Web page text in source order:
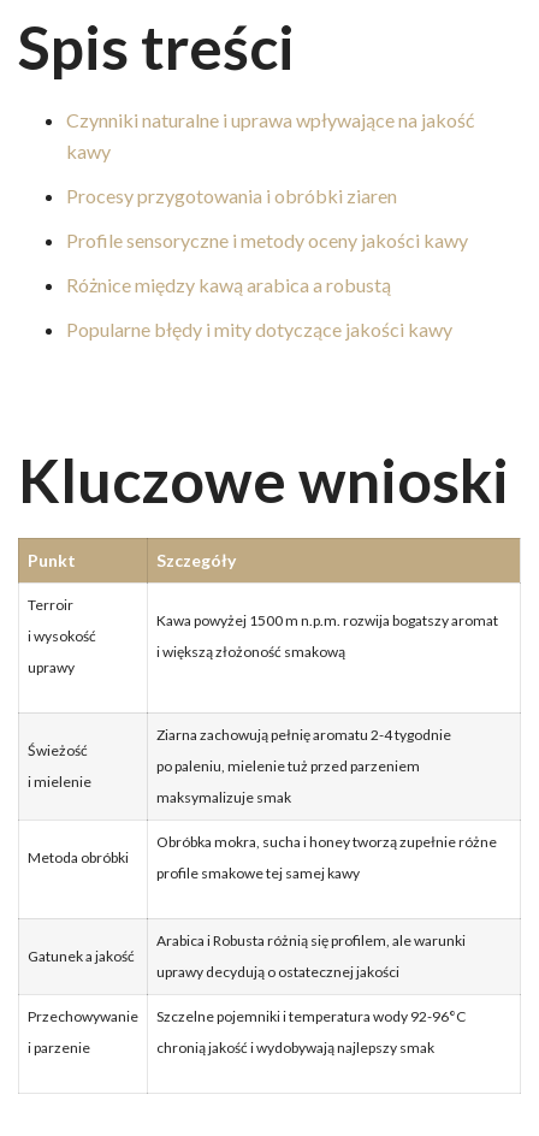
Spis treści
Czynniki naturalne i uprawa wpływające na jakość
kawy
Procesy przygotowania i obróbki ziaren
Profile sensoryczne i metody oceny jakości kawy
Różnice między kawą arabica a robustą
Popularne błędy i mity dotyczące jakości kawy
Kluczowe wnioski
Punkt Szczegóły
Terroir
i wysokość
uprawy
Kawa powyżej 1500 m n.p.m. rozwija bogatszy aromat
i większą złożoność smakową
Świeżość
i mielenie
Ziarna zachowują pełnię aromatu 2-4 tygodnie
po paleniu, mielenie tuż przed parzeniem
maksymalizuje smak
Metoda obróbki
Obróbka mokra, sucha i honey tworzą zupełnie różne
profile smakowe tej samej kawy
Gatunek a jakość
Arabica i Robusta różnią się profilem, ale warunki
uprawy decydują o ostatecznej jakości
Przechowywanie
i parzenie
Szczelne pojemniki i temperatura wody 92-96°C
chronią jakość i wydobywają najlepszy smak